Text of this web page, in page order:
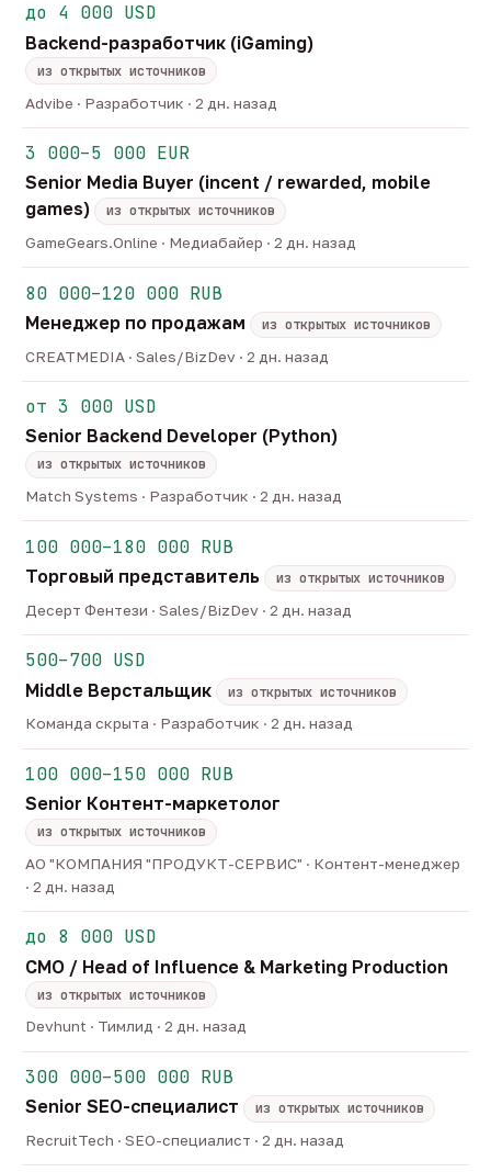
до 4 000 USD
Backend-разработчик (iGaming)
из открытых источников
Advibe · Разработчик · 2 дн. назад
3 000–5 000 EUR
Senior Media Buyer (incent / rewarded, mobile
games)
из открытых источников
GameGears.Online · Медиабайер · 2 дн. назад
80 000–120 000 RUB
Менеджер по продажам
из открытых источников
CREATMEDIA · Sales/BizDev · 2 дн. назад
от 3 000 USD
Senior Backend Developer (Python)
из открытых источников
Match Systems · Разработчик · 2 дн. назад
100 000–180 000 RUB
Торговый представитель
из открытых источников
Десерт Фентези · Sales/BizDev · 2 дн. назад
500–700 USD
Middle Верстальщик
из открытых источников
Команда скрыта · Разработчик · 2 дн. назад
100 000–150 000 RUB
Senior Контент-маркетолог
из открытых источников
АО "КОМПАНИЯ "ПРОДУКТ-СЕРВИС" · Контент-менеджер
· 2 дн. назад
до 8 000 USD
CMO / Head of Influence & Marketing Production
из открытых источников
Devhunt · Тимлид · 2 дн. назад
300 000–500 000 RUB
Senior SEO-специалист
из открытых источников
RecruitTech · SEO-специалист · 2 дн. назад